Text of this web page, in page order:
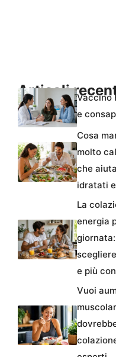
Articoli
Vaccino
e
Cosa
molto
che
idratati
La
energia
e più
Vuoi